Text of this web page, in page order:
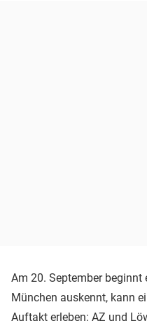
Am 20. September
München auskennt, kann
Auftakt erleben: AZ und